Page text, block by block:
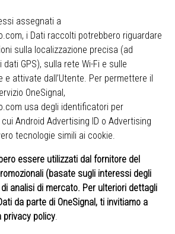
assegnati a
i Dati raccolti potrebbero riguardare
sulla localizzazione precisa (ad
GPS), sulla rete Wi-Fi e sulle
e attivate dall’Utente. Per permettere il
OneSignal,
usa degli identificatori per
Android Advertising ID o Advertising
tecnologie simili ai cookie.
essere utilizzati dal fornitore del
(basate sugli interessi degli
analisi di mercato. Per ulteriori dettagli
da parte di OneSignal, ti invitiamo a
privacy policy.